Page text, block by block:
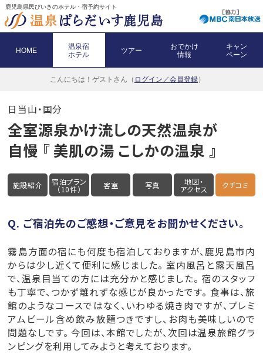
鹿児島県民びいきのホテル・宿予約サイト
HOME
温泉宿
ホテル
ツアー
おでかけ
情報
キャン
ペーン
こんにちは！ ゲストさん（ ログイン／会員登録）
日当山・国分
全室源泉かけ流しの天然温泉が
自慢 『 美肌の湯 こしかの温泉 』
施設紹介 宿泊プラン
（10件） 客室 写真 地図・
アクセス クチコミ
Q. ご宿泊先のご感想・ご意見をお聞かせください。
霧島方面の宿にも何度も宿泊しておりますが、鹿児島市内
からは少し近くて便利に感じました。 室内風呂と露天風呂
で、温泉目当ての方には充分かと感じました。 宿のスタッフ
も丁寧で、つかず離れずな感じが良かったです。 食事は、旅
館のようなコースではなく、いわゆる焼き肉ですが、プレミ
アムビール含め飲み放題つきですし、お肉も美味しいので
問題なしです。 今回は、本館でしたが、次回は温泉旅館グラ
ンピングを利用してみようと考えております。